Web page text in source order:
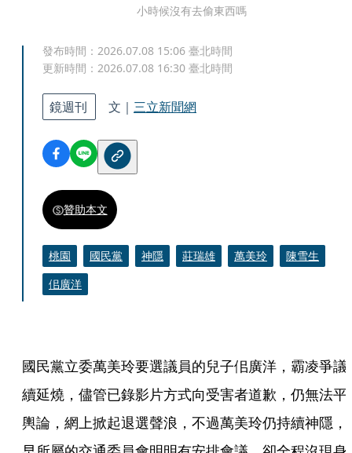
小時候沒有去偷東西嗎
發布時間： 2026.07.08 15:06 臺北時間
更新時間： 2026.07.08 16:30 臺北時間
鏡週刊 文｜ 三立新聞網
贊助本文
桃園 國民黨 神隱 莊瑞雄 萬美玲
陳雪生
佀廣洋
國民黨立委萬美玲要選議員的兒子佀廣洋，霸凌爭議
續延燒，儘管已錄影片方式向受害者道歉，仍無法平
輿論，網上掀起退選聲浪，不過萬美玲仍持續神隱，